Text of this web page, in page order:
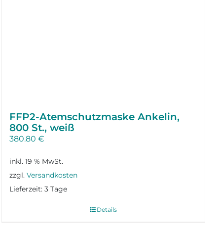
FFP2-Atemschutzmaske Ankelin,
800 St., weiß
380.80 €
inkl. 19 % MwSt.
zzgl. Versandkosten
Lieferzeit: 3 Tage
Details